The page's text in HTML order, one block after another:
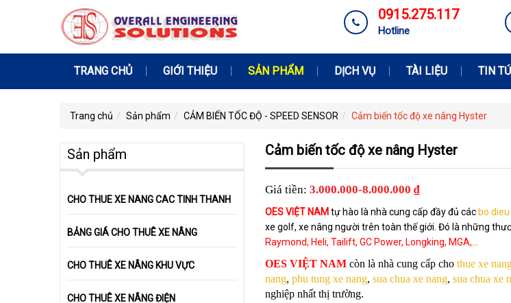
0915.275.117
Hotline
TRANG CHỦ GIỚI THIỆU SẢN PHẨM DỊCH VỤ TÀI LIỆU TIN
Trang chủ Sản phẩm CẢM BIẾN TỐC ĐỘ - SPEED SENSOR Cảm biến tốc độ xe nâng Hyster
Cảm biến tốc độ xe nâng Hyster
Giá tiền: 3.000.000-8.000.000 ₫
OES VIỆT NAM tự hào là nhà cung cấp đầy đủ các bo dieu
xe golf, xe nâng người trên toàn thế giới. Đó là những
Raymond, Heli, Tailift, GC Power, Longking, MGA,...
OES VIỆT NAM còn là nhà cung cấp cho thue xe
nang, phu tung xe nang, sua chua xe nang, sua chua xe
nghiệp nhất thị trường.
Sản phẩm
CHO THUE XE NANG CAC TINH THANH
BẢNG GIÁ CHO THUÊ XE NÂNG
CHO THUÊ XE NÂNG KHU VỰC
CHO THUÊ XE NÂNG ĐIỆN